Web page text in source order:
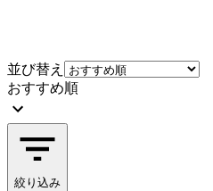
並び替え
おすすめ順
絞り込み